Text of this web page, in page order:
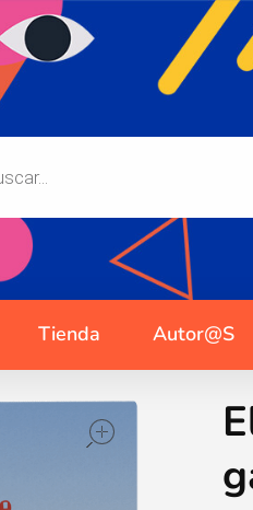
Tienda Autor@s